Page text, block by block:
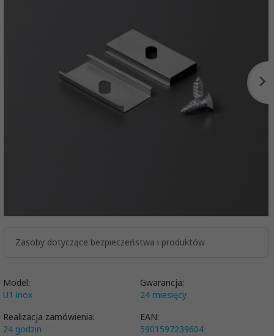
Zasoby dotyczące bezpieczeństwa i produktów
Model:
U1 inox
Gwarancja:
24 miesięcy
Realizacja zamówienia:
24 godzin
EAN:
5901597239604